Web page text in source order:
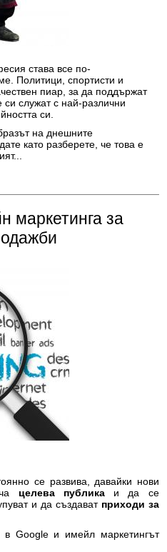
става все по-
Политици, спортисти и
пиар, за да поддържат
служат с най-различни
си.
на днешните
като разберете, че това е
маркетинга за
се развива, давайки нови
целева публикаи да се
и да създават приходи за
в Google и имейл маркетингът